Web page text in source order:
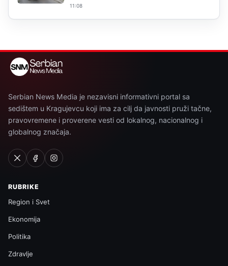
11:08
Serbian News Media je nezavisni informativni portal sa
sedištem u Kragujevcu koji ima za cilj da javnosti pruži tačne,
pravovremene i proverene vesti od lokalnog, nacionalnog i
globalnog značaja.
RUBRIKE
Region i Svet
Ekonomija
Politika
Zdravlje